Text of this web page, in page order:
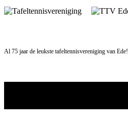
Skip
to
Al 75 jaar de leukste tafeltennisvereniging van Ede!